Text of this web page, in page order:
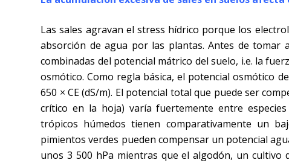
Las sales agravan el stress hídrico porque los
absorción de agua por las plantas. Antes de tomar
combinadas del potencial mátrico del suelo, i.e. la
osmótico. Como regla básica, el potencial osmótico
650 × CE (dS/m). El potencial total que puede ser
crítico en la hoja) varía fuertemente entre
trópicos húmedos tienen comparativamente un
pimientos verdes pueden compensar un potencial
unos 3 500 hPa mientras que el algodón, un cultivo